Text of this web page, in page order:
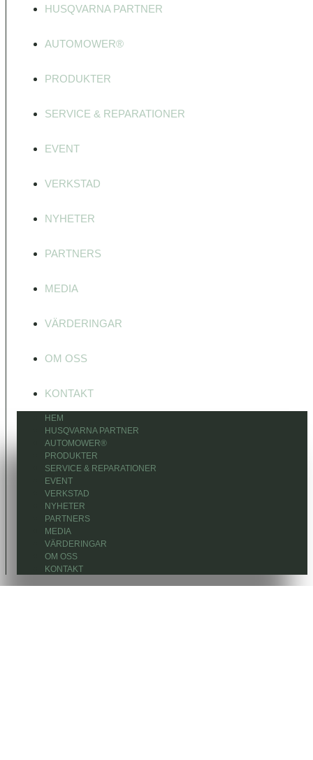
HUSQVARNA PARTNER
AUTOMOWER®
PRODUKTER
SERVICE & REPARATIONER
EVENT
VERKSTAD
NYHETER
PARTNERS
MEDIA
VÄRDERINGAR
OM OSS
KONTAKT
HEM
HUSQVARNA PARTNER
AUTOMOWER®
PRODUKTER
SERVICE & REPARATIONER
EVENT
VERKSTAD
NYHETER
PARTNERS
MEDIA
VÄRDERINGAR
OM OSS
KONTAKT